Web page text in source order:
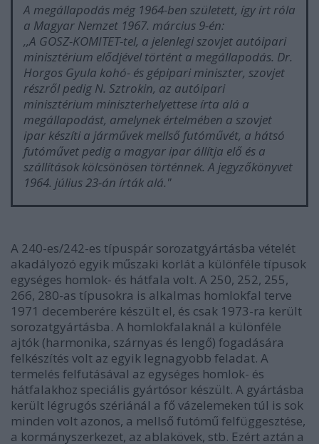
A megállapodás még 1964-ben született, így írt róla
a Magyar Nemzet 1967. március 9-én:
,,A GOSZ-KOMITET-tel, a jelenlegi szovjet autóipari
minisztérium elődjével történt a megállapodás. Dr.
Horgos Gyula kohó- és gépipari miniszter, szovjet
részről pedig N. Sztrokin, az autóipari
minisztérium miniszterhelyettese írta alá a
megállapodást, amelynek értelmében a szovjet
ipar készíti a járművek mellső futóművét, a hátsó
futóművet pedig a magyar ipar állítja elő és a
szállítások kölcsönösen történnek. A jegyzőkönyvet
1964. július 23-án írták alá."
A 240-es/242-es típuspár sorozatgyártásba vételét
akadályozó egyik műszaki korlát a különféle típusok
egységes homlok- és hátfala volt. A 250, 252, 255,
266, 280-as típusokra is alkalmas homlokfal terve
1971 decemberére készült el, és csak 1973-ra került
sorozatgyártásba. A homlokfalaknál a különféle
ajtók (harmonika, szárnyas és lengő) fogadására
felkészítés volt az egyik legnagyobb feladat. A
termelés felfutásával az egységes homlok- és
hátfalakhoz speciális gyártósor készült. A gyártásba
került légrugós szériánál a fő vázelemeken túl is sok
minden volt azonos, a mellső futómű felfüggesztése,
a kormányszerkezet, az ablakövek, stb. Ezért aztán a